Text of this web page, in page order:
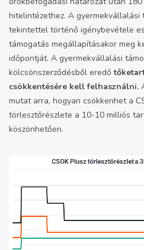
hitelintézethez. A gyermekvállalási
tekintettel történő igénybevétele
támogatás megállapításakor meg
időpontját. A gyermekvállalási
kölcsönszerződésből eredő
csökkentésére kell felhasználni.
mutat arra, hogyan csökkenhet a
törlesztőrészlete a 10-10 milliós
köszönhetően.